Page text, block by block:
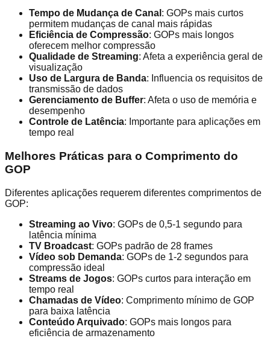
Tempo de Mudança de Canal : GOPs mais curtos
permitem mudanças de canal mais rápidas
Eficiência de Compressão: GOPs mais longos
oferecem melhor compressão
Qualidade de Streaming: Afeta a experiência geral de
visualização
Uso de Largura de Banda: Influencia os requisitos de
transmissão de dados
Gerenciamento de Buffer: Afeta o uso de memória e
desempenho
Controle de Latência: Importante para aplicações em
tempo real
Melhores Práticas para o Comprimento do
GOP
Diferentes aplicações requerem diferentes comprimentos de
GOP:
Streaming ao Vivo: GOPs de 0,5-1 segundo para
latência mínima
TV Broadcast: GOPs padrão de 28 frames
Vídeo sob Demanda: GOPs de 1-2 segundos para
compressão ideal
Streams de Jogos: GOPs curtos para interação em
tempo real
Chamadas de Vídeo: Comprimento mínimo de GOP
para baixa latência
Conteúdo Arquivado: GOPs mais longos para
eficiência de armazenamento